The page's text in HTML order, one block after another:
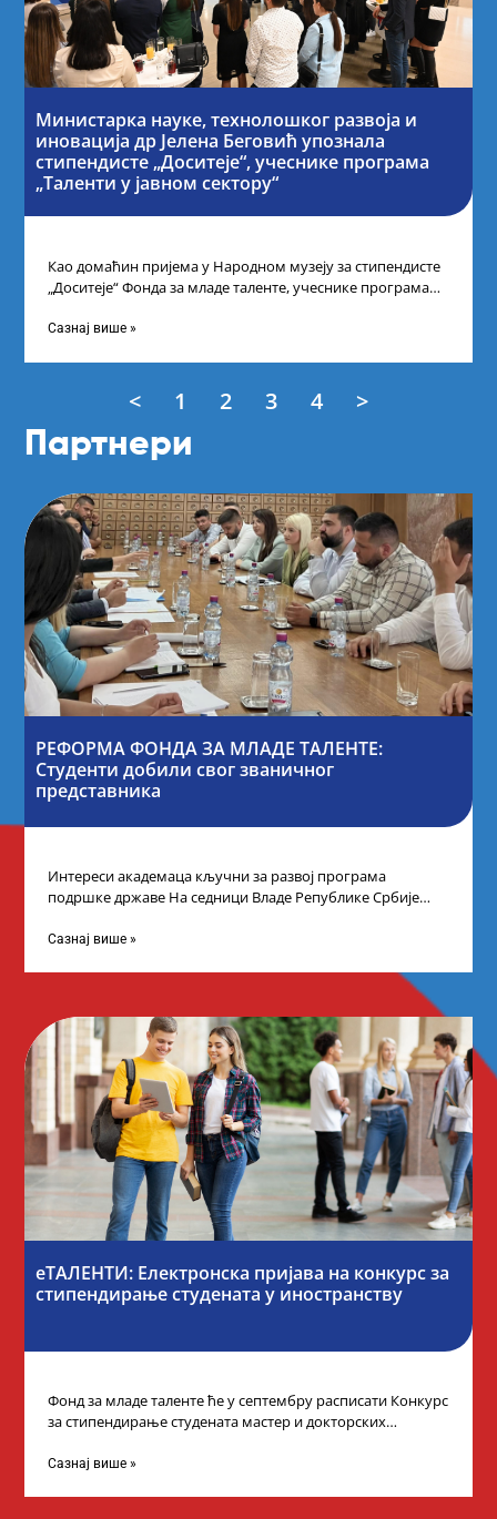
Министарка науке, технолошког развоја и
иновација др Јелена Беговић упознала
стипендисте „Доситеје“, учеснике програма
„Таленти у јавном сектору“
Као домаћин пријема у Народном музеју за стипендисте
„Доситеје“ Фонда за младе таленте, учеснике програма
Сазнај више »
< 1 2 3 4 >
Партнери
РЕФОРМА ФОНДА ЗА МЛАДЕ ТАЛЕНТЕ:
Студенти добили свог званичног
представника
Интереси академаца кључни за развој програма
подршке државе На седници Владе Републике Србије
Сазнај више »
еТАЛЕНТИ: Електронска пријава на конкурс за
стипендирање студената у иностранству
Фонд за младе таленте ће у септембру расписати Конкурс
за стипендирање студената мастер и докторских
Сазнај више »